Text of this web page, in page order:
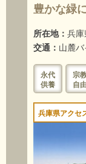
豊かな緑
所在地： 兵
交通： 山麓
永代
供養
宗
自
兵庫県アクセ